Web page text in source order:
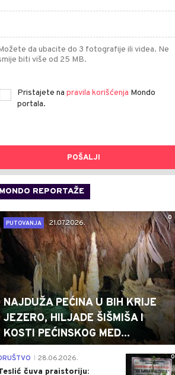
da ubacite do 3 fotografije ili videa. Ne
biti više od 25 MB.
Pristajete na pravila korišćenja Mondo
portala.
POŠALJI
MONDO REPORTAŽE
0
PUTOVANJA
21.07.2026.
NAJDUŽA PEĆINA U BIH KRIJE
JEZERO, HILJADE ŠIŠMIŠA I
KOSTI PEĆINSKOG MED...
0
28.06.2026.
čuva praistoriju: